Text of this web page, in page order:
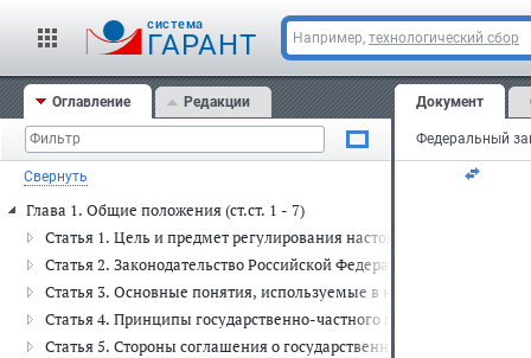
cистема
ГАРАНТ Например, технологический сбор
Оглавление Редакции
Свернуть
Глава 1. Общие положения (ст.ст. 1 - 7)
Статья 1. Цель и предмет регулирования настоящего
Статья 2. Законодательство Российской Федерации о
Статья 3. Основные понятия, используемые в настоящем
Статья 4. Принципы государственно-частного партнерства,
Статья 5. Стороны соглашения о государственно-частном
Документ